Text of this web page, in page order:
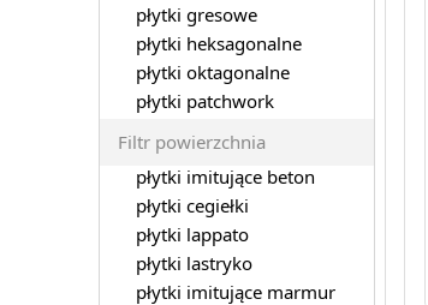
płytki gresowe
płytki heksagonalne
płytki oktagonalne
płytki patchwork
Filtr powierzchnia
płytki imitujące beton
płytki cegiełki
płytki lappato
płytki lastryko
płytki imitujące marmur